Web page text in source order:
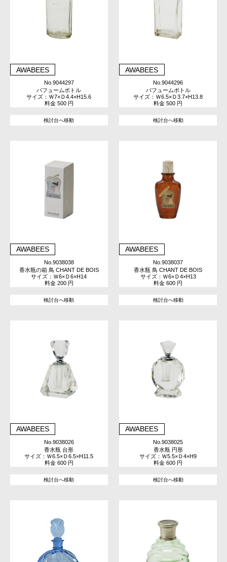
AWABEES
No.9044297
パフュームボトル
サイズ：Ｗ7×Ｄ4.4×H15.6
料金 500 円
検討台へ移動
AWABEES
No.9044296
パフュームボトル
サイズ：Ｗ6.5×Ｄ3.7×H13.8
料金 500 円
検討台へ移動
AWABEES
No.9038038
香水瓶の箱 鳥 CHANT DE BOIS
サイズ：Ｗ6×Ｄ6×H14
料金 200 円
検討台へ移動
AWABEES
No.9038037
香水瓶 鳥 CHANT DE BOIS
サイズ：Ｗ6×Ｄ4×H13
料金 600 円
検討台へ移動
AWABEES
No.9038026
香水瓶 台形
サイズ：Ｗ6.5×Ｄ6.5×H11.5
料金 600 円
検討台へ移動
AWABEES
No.9038025
香水瓶 円形
サイズ：Ｗ5.5×Ｄ4×H9
料金 600 円
検討台へ移動